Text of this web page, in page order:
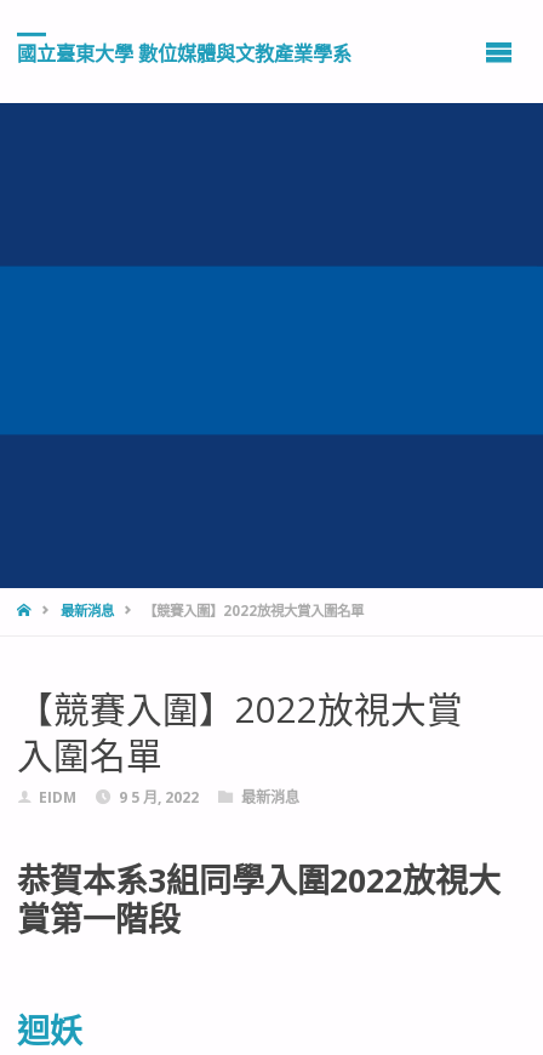
國立臺東大學 數位媒體與文教產業學系
HOME最新消息 【競賽入圍】2022放視大賞入圍名單
【競賽入圍】2022放視大賞
入圍名單
EIDM 9 5 月, 2022 最新消息
恭賀本系3組同學入圍2022放視大
賞第一階段
迴妖